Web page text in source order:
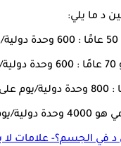
د ما يلي:
الأصحاء.
في الجسم؟- علامات لا